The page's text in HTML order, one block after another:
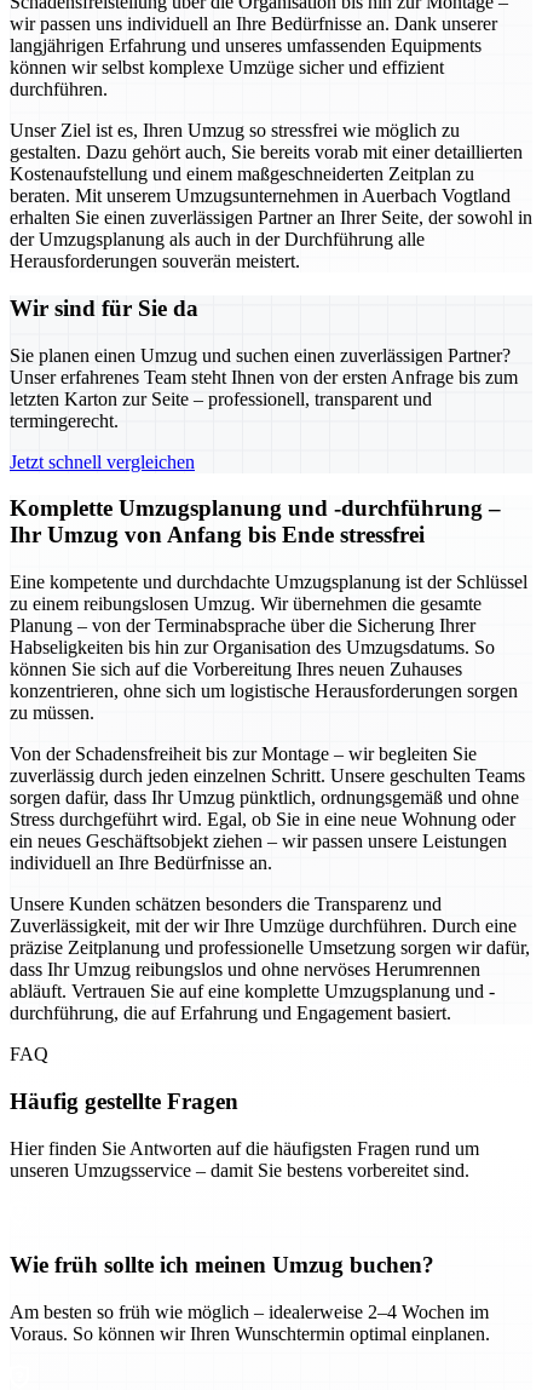
wir passen uns individuell an Ihre Bedürfnisse an. Dank unserer
langjährigen Erfahrung und unseres umfassenden Equipments
können wir selbst komplexe Umzüge sicher und effizient
durchführen.
Unser Ziel ist es, Ihren Umzug so stressfrei wie möglich zu
gestalten. Dazu gehört auch, Sie bereits vorab mit einer detaillierten
Kostenaufstellung und einem maßgeschneiderten Zeitplan zu
beraten. Mit unserem Umzugsunternehmen in Auerbach Vogtland
erhalten Sie einen zuverlässigen Partner an Ihrer Seite, der sowohl in
der Umzugsplanung als auch in der Durchführung alle
Herausforderungen souverän meistert.
Wir sind für Sie da
Sie planen einen Umzug und suchen einen zuverlässigen Partner?
Unser erfahrenes Team steht Ihnen von der ersten Anfrage bis zum
letzten Karton zur Seite – professionell, transparent und
termingerecht.
Jetzt schnell vergleichen
Komplette Umzugsplanung und -durchführung –
Ihr Umzug von Anfang bis Ende stressfrei
Eine kompetente und durchdachte Umzugsplanung ist der Schlüssel
zu einem reibungslosen Umzug. Wir übernehmen die gesamte
Planung – von der Terminabsprache über die Sicherung Ihrer
Habseligkeiten bis hin zur Organisation des Umzugsdatums. So
können Sie sich auf die Vorbereitung Ihres neuen Zuhauses
konzentrieren, ohne sich um logistische Herausforderungen sorgen
zu müssen.
Von der Schadensfreiheit bis zur Montage – wir begleiten Sie
zuverlässig durch jeden einzelnen Schritt. Unsere geschulten Teams
sorgen dafür, dass Ihr Umzug pünktlich, ordnungsgemäß und ohne
Stress durchgeführt wird. Egal, ob Sie in eine neue Wohnung oder
ein neues Geschäftsobjekt ziehen – wir passen unsere Leistungen
individuell an Ihre Bedürfnisse an.
Unsere Kunden schätzen besonders die Transparenz und
Zuverlässigkeit, mit der wir Ihre Umzüge durchführen. Durch eine
präzise Zeitplanung und professionelle Umsetzung sorgen wir dafür,
dass Ihr Umzug reibungslos und ohne nervöses Herumrennen
abläuft. Vertrauen Sie auf eine komplette Umzugsplanung und -
durchführung, die auf Erfahrung und Engagement basiert.
FAQ
Häufig gestellte Fragen
Hier finden Sie Antworten auf die häufigsten Fragen rund um
unseren Umzugsservice – damit Sie bestens vorbereitet sind.
Wie früh sollte ich meinen Umzug buchen?
Am besten so früh wie möglich – idealerweise 2–4 Wochen im
Voraus. So können wir Ihren Wunschtermin optimal einplanen.